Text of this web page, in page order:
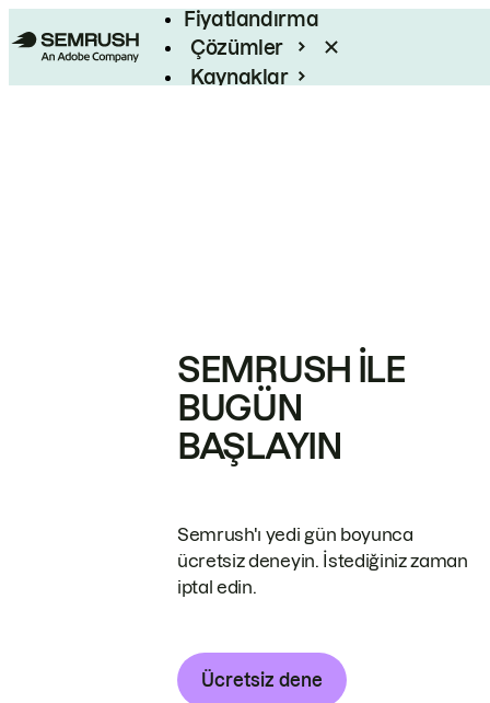
Fiyatlandırma
Çözümler
Kaynaklar
SEMRUSH ILE
BUGÜN
BAŞLAYIN
Semrush'ı yedi gün boyunca
ücretsiz deneyin. İstediğiniz zaman
iptal edin.
Ücretsiz dene